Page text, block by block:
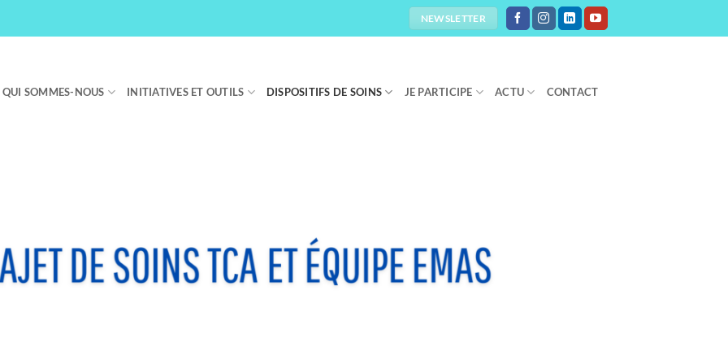
NEWSLETTER
QUI SOMMES-NOUS INITIATIVES ET OUTILS DISPOSITIFS DE SOINS JE PARTICIPE ACTU CONTACT